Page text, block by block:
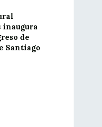
inaugura
de
Santiago